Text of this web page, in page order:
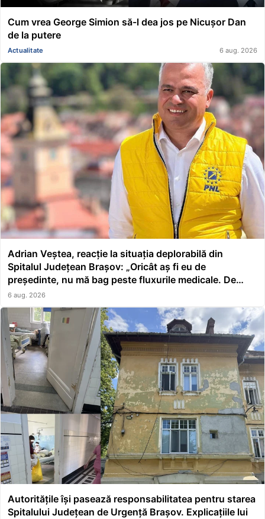
Cum vrea George Simion să-l dea jos pe Nicușor Dan
de la putere
Actualitate 6 aug. 2026
Adrian Veștea, reacție la situația deplorabilă din
Spitalul Județean Brașov: „Oricât aș fi eu de
președinte, nu mă bag peste fluxurile medicale. De
asta a făcut școală managerul”
6 aug. 2026
Autoritățile își pasează responsabilitatea pentru starea
Spitalului Județean de Urgență Brașov. Explicațiile lui